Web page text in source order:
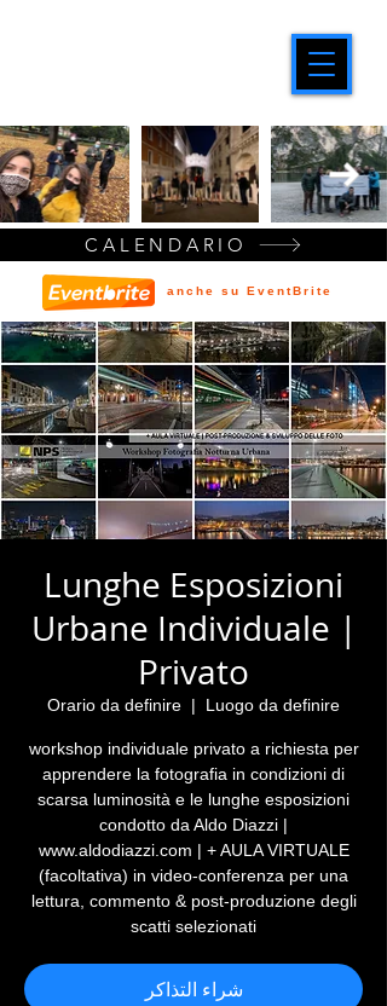
Lunghe Esposizioni
Urbane Individuale |
Privato
Orario da definire
  |
Luogo da definire
workshop individuale privato a richiesta per
apprendere la fotografia in condizioni di
scarsa luminosità e le lunghe esposizioni
condotto da Aldo Diazzi |
www.aldodiazzi.com | + AULA VIRTUALE
(facoltativa) in video-conferenza per una
lettura, commento & post-produzione degli
scatti selezionati
شراء التذاكر
CALENDARIO
anche su EventBrite